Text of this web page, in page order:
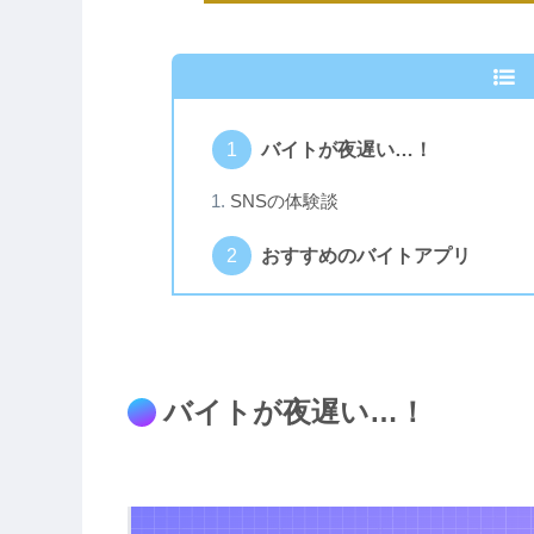
バイトが夜遅い…！
SNSの体験談
おすすめのバイトアプリ
バイトが夜遅い…！